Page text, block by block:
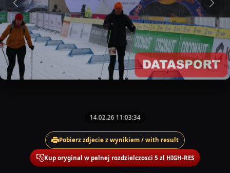
14.02.26 11:03:34
Pobierz zdjecie z wynikiem / with result
Kup oryginal w pelnej rozdzielczosci 5 zl HIGH-RES